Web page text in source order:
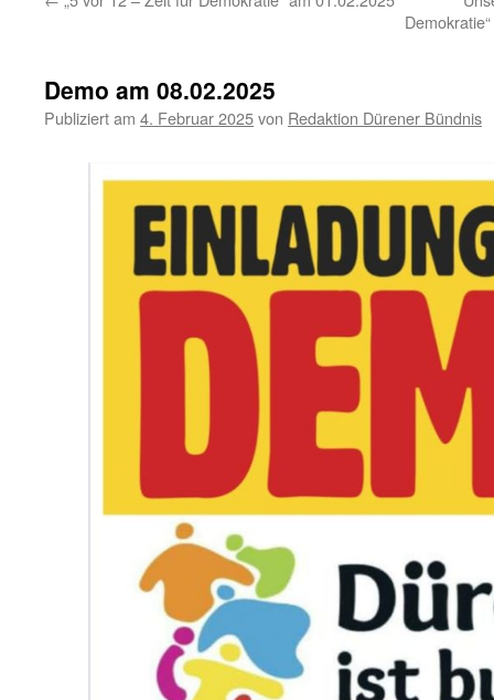
Demo am 08.02.2025
Publiziert am 4. Februar 2025von Redaktion Dürener Bündnis